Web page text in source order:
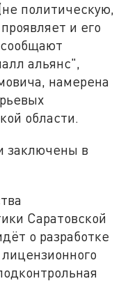
политическую,
и его
альянс",
намерена
области.
заключены в
Саратовской
о разработке